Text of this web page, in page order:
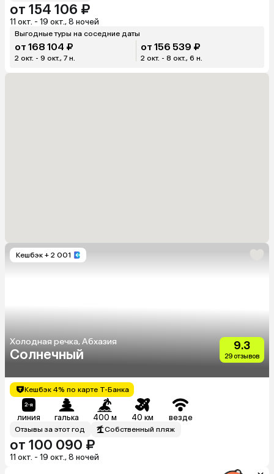
от 154 106 ₽
11 окт. - 19 окт., 8 ночей
Выгодные туры на соседние даты
от 168 104 ₽
2 окт. - 9 окт., 7 н.
от 156 539 ₽
2 окт. - 8 окт., 6 н.
Кешбэк + 2 001
Холодная речка, Абхазия
Солнечный
9.3
29 отзывов
Кешбэк 4% по карте Т-Банка
линия галька 400 м 40 км везде
Отзывы за этот год Собственный пляж
от 100 090 ₽
11 окт. - 19 окт., 8 ночей